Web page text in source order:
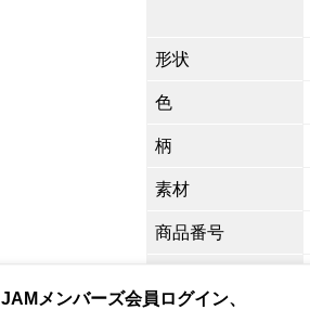
形状
色
柄
素材
商品番号
JAMメンバーズ会員ログイン、